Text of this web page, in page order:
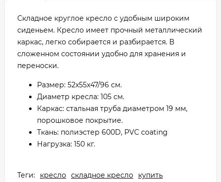
Складное круглое кресло с удобным широким
сиденьем. Кресло имеет прочный металлический
каркас, легко собирается и разбирается. В
сложенном состоянии удобно для хранения и
переноски.
Размер: 52х55х47/96 см.
Диаметр кресла: 105 см.
Каркас: стальная труба диаметром 19 мм,
порошковое покрытие.
Ткань: полиэстер 600D, PVC coating
Нагрузка: 150 кг.
Теги: кресло складное кресло
купить